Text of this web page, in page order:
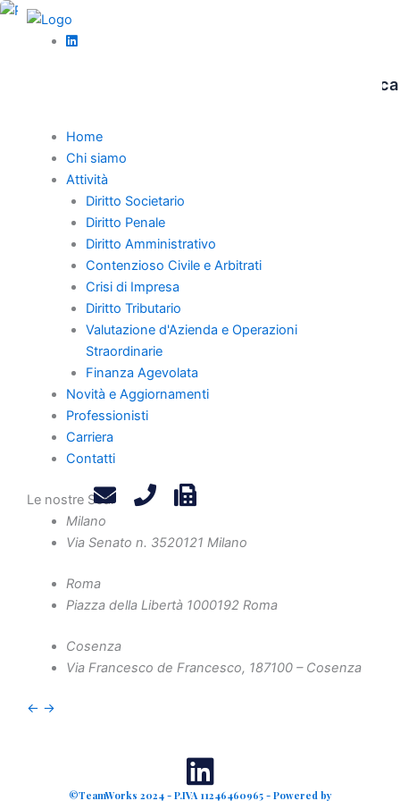
Vai
Home
Chi siamo
Attività
Diritto Societario
Diritto Penale
Diritto Amministrativo
Contenzioso Civile e Arbitrati
Crisi di Impresa
Diritto Tributario
Valutazione d'Azienda e Operazioni
Straordinarie
Finanza Agevolata
Novità e Aggiornamenti
Professionisti
Carriera
Contatti
Le nostre Sedi
Milano
Via Senato n. 3520121 Milano
Roma
Piazza della Libertà 1000192 Roma
Cosenza
Via Francesco de Francesco, 187100 – Cosenza
← →
Eccezione revocatoria dell’ipoteca nella verifica
Nella procedura di sovraindebitamento ex L. 3/2012 il
liquidatore può sollevare l’eccezione revocatoria ordinaria
dell’ipoteca durante la verifica dello stato passivo.
Home
Chi Siamo
Professionisti
Novità e Aggiornamenti
Carriera
Contatti
Privacy Policy
Attività
Diritto Societario
Diritto Tributario
Diritto Amministrativo
Diritto Penale
Contenzioso Civile e Arbitrati
©TeamWorks 2024 - P.IVA 11246460965 - Powered by